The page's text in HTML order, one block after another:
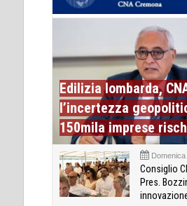
Edilizia lombarda,
l’incertezza
150mila imprese
Consiglio
Pres.